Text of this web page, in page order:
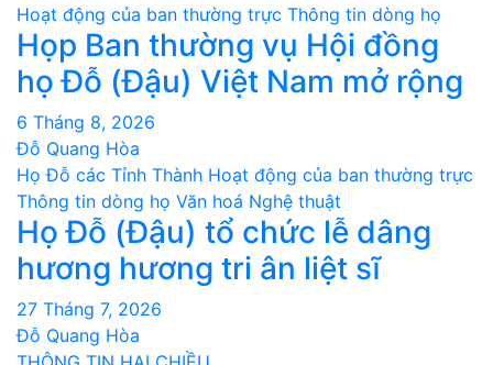
Hoạt động của ban thường trực Thông tin dòng họ
Họp Ban thường vụ Hội đồng
họ Đỗ (Đậu) Việt Nam mở rộng
6 Tháng 8, 2026
Đỗ Quang Hòa
Họ Đỗ các Tỉnh Thành Hoạt động của ban thường trực
Thông tin dòng họ Văn hoá Nghệ thuật
Họ Đỗ (Đậu) tổ chức lễ dâng
hương hương tri ân liệt sĩ
27 Tháng 7, 2026
Đỗ Quang Hòa